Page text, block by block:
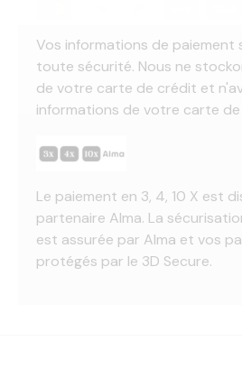
Vos informations de
toute sécurité. Nous ne
de votre carte de crédit et
informations de votre carte
Le paiement en 3, 4, 10 X est
partenaire Alma. La
est assurée par Alma et vos
protégés par le 3D Secure.